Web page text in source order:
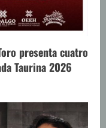
presenta cuatro
Taurina 2026